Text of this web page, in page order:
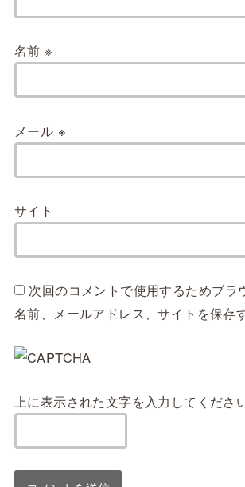
名前※
メール ※
サイト
次回のコメントで使用するためブラ
名前、メールアドレス、サイトを保存す
上に表示された文字を入力してください